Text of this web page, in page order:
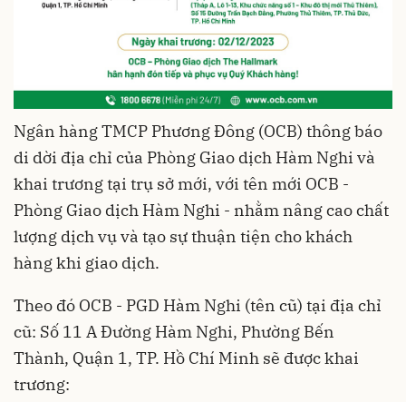
Ngân hàng TMCP Phương Đông (OCB) thông báo
di dời địa chỉ của Phòng Giao dịch Hàm Nghi và
khai trương tại trụ sở mới, với tên mới OCB -
Phòng Giao dịch Hàm Nghi - nhằm nâng cao chất
lượng dịch vụ và tạo sự thuận tiện cho khách
hàng khi giao dịch.
Theo đó OCB - PGD Hàm Nghi (tên cũ) tại địa chỉ
cũ: Số 11 A Đường Hàm Nghi, Phường Bến
Thành, Quận 1, TP. Hồ Chí Minh sẽ được khai
trương: